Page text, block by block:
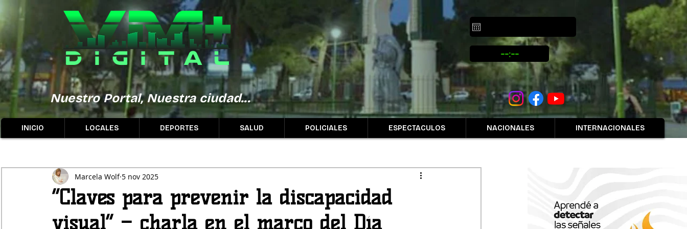
Nuestro Portal, Nuestra ciudad...
INICIO LOCALES DEPORTES SALUD POLICIALES ESPECTACULOS NACIONALES INTERNACIONALES
“Claves para prevenir la discapacidad
visual” – charla en el marco del Día
Marcela Wolf 5 nov 2025